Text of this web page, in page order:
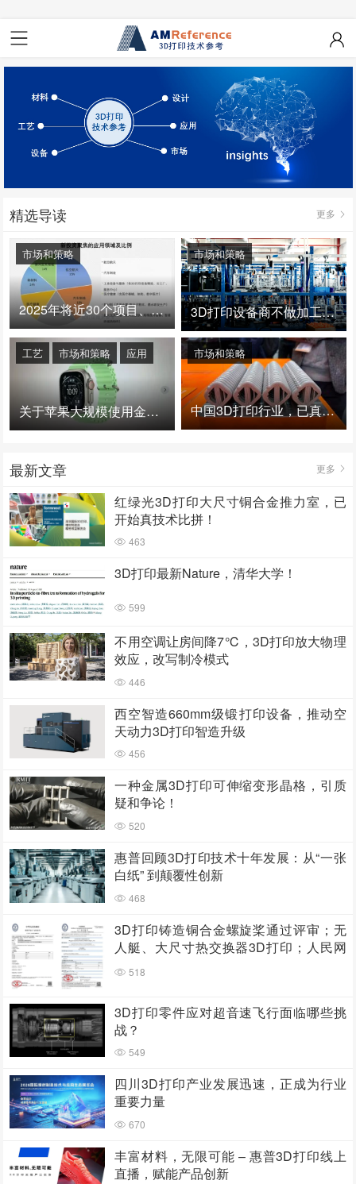
精选导读 更多
2025年将近30个项目、150亿投资：3D打印真的迎来爆发拐点了吗
市场和策略
3D打印设备商不做加工服务，就成了旁观者！
市场和策略
关于苹果大规模使用金属3D打印的思考
工艺 市场和策略 应用
中国3D打印行业，已真正进入爆发时代！
市场和策略
最新文章 更多
红绿光3D打印大尺寸铜合金推力室，已
开始真技术比拼！
463
3D打印最新Nature，清华大学！
599
不用空调让房间降7℃，3D打印放大物理
效应，改写制冷模式
446
西空智造660mm级锻打印设备，推动空
天动力3D打印智造升级
456
一种金属3D打印可伸缩变形晶格，引质
疑和争论！
520
惠普回顾3D打印技术十年发展：从“一张
白纸” 到颠覆性创新
468
3D打印铸造铜合金螺旋桨通过评审；无
人艇、大尺寸热交换器3D打印；人民网
报道两家3D打印企业
518
3D打印零件应对超音速飞行面临哪些挑
战？
549
四川3D打印产业发展迅速，正成为行业
重要力量
670
丰富材料，无限可能 – 惠普3D打印线上
直播，赋能产品创新